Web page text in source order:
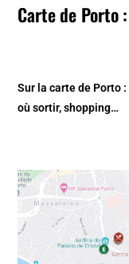
Carte de Porto
Sur lacarte de Porto
où sortir, shopping…